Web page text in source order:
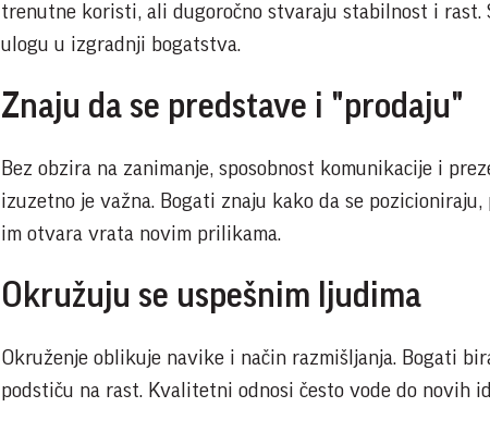
trenutne koristi, ali dugoročno stvaraju stabilnost i
ulogu u izgradnji bogatstva.
Znaju da se predstave i "prodaju"
Bez obzira na zanimanje, sposobnost komunikacije i
izuzetno je važna. Bogati znaju kako da se
im otvara vrata novim prilikama.
Okružuju se uspešnim ljudima
Okruženje oblikuje navike i način razmišljanja. Bogati
podstiču na rast. Kvalitetni odnosi često vode do novih